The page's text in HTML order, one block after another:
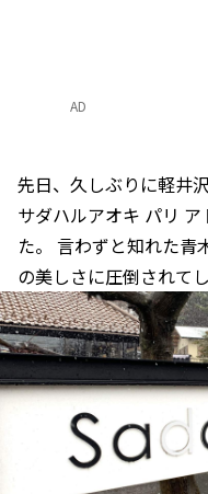
AD
先日、久しぶりに軽井
サダハルアオキ パリ
た。 言わずと知れた青
の美しさに圧倒されて